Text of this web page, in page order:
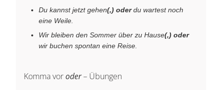
Du kannst jetzt gehen(,) oderdu wartest noch
eine Weile.
Wir bleiben den Sommer über zu Hause(,) oder
wir buchen spontan eine Reise.
Komma voroder– Übungen